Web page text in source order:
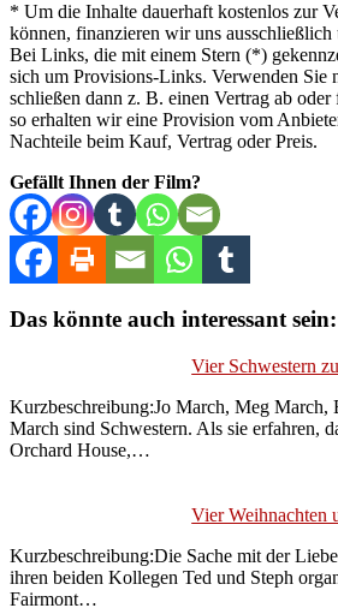
* Um die Inhalte dauerhaft kostenlos zur
können, finanzieren wir uns ausschließlich
Bei Links, die mit einem Stern (*)
sich um Provisions-Links. Verwenden Sie
schließen dann z. B. einen Vertrag ab
so erhalten wir eine Provision vom
Nachteile beim Kauf, Vertrag oder Preis.
Gefällt Ihnen der Film?
Das könnte auch interessant sein:
Vier Schwestern
Kurzbeschreibung:Jo March, Meg March,
March sind Schwestern. Als sie erfahren,
Orchard House,…
Vier Weihnachten
Kurzbeschreibung:Die Sache mit der
ihren beiden Kollegen Ted und Steph
Fairmont…